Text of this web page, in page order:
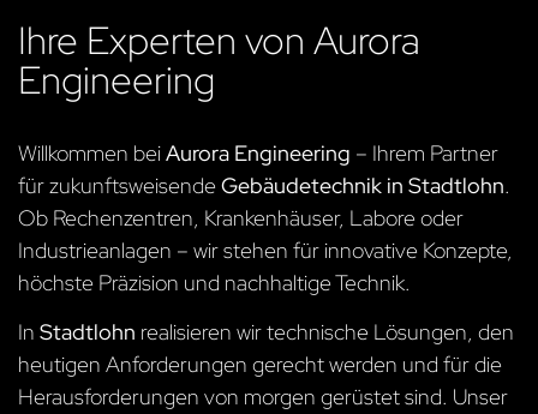
Ihre Experten von Aurora
Engineering
Willkommen beiAurora Engineering – Ihrem Partner
für zukunftsweisendeGebäudetechnik in Stadtlohn.
Ob Rechenzentren, Krankenhäuser, Labore oder
Industrieanlagen – wir stehen für innovative Konzepte,
höchste Präzision und nachhaltige Technik.
In Stadtlohn realisieren wir technische Lösungen, den
heutigen Anforderungen gerecht werden und für die
Herausforderungen von morgen gerüstet sind. Unser